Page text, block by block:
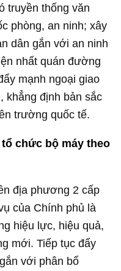
truyền thống văn
phòng, an ninh; xây
dân gắn với an ninh
nhất quán đường
mạnh ngoại giao
khẳng định bản sắc
trường quốc tế.
chức bộ máy theo
địa phương 2 cấp
của Chính phủ là
hiệu lực, hiệu quả,
mới. Tiếp tục đẩy
với phân bổ